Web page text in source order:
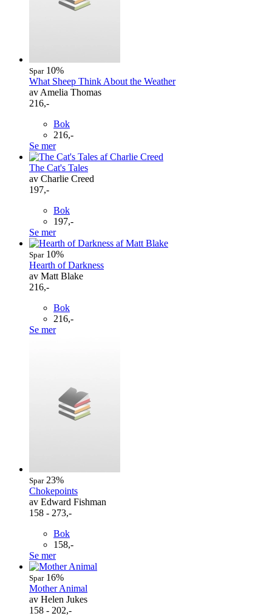
Spar10%
What Sheep Think About the Weather
av Amelia Thomas
216,-
Bok
216,-
Se mer
The Cat's Tales
av Charlie Creed
197,-
Bok
197,-
Se mer
Spar10%
Hearth of Darkness
av Matt Blake
216,-
Bok
216,-
Se mer
Spar23%
Chokepoints
av Edward Fishman
158 - 273,-
Bok
158,-
Se mer
Spar16%
Mother Animal
av Helen Jukes
158 - 202,-